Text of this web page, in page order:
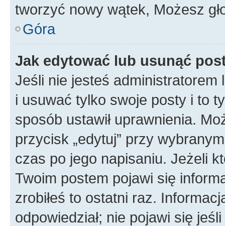
tworzyć nowy wątek, Możesz
Góra
Jak edytować lub usunąć
Jeśli nie jesteś
i usuwać tylko swoje posty i to
sposób ustawił uprawnienia.
przycisk „edytuj” przy
czas po jego napisaniu. Jeżeli
Twoim postem pojawi się
zrobiłeś to ostatni raz.
odpowiedział; nie pojawi się